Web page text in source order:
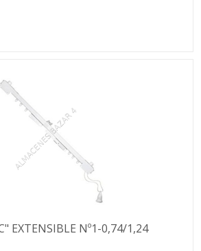
EXTENSIBLE Nº1-0,74/1,24